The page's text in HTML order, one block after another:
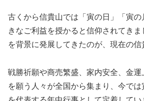
古くから信貴山では「寅の日」「寅
きなご利益を授かると信仰されてき
を背景に発展してきたのが、現在の信
戦勝祈願や商売繁盛、家内安全、金
を願う人々が全国から集まり、今で